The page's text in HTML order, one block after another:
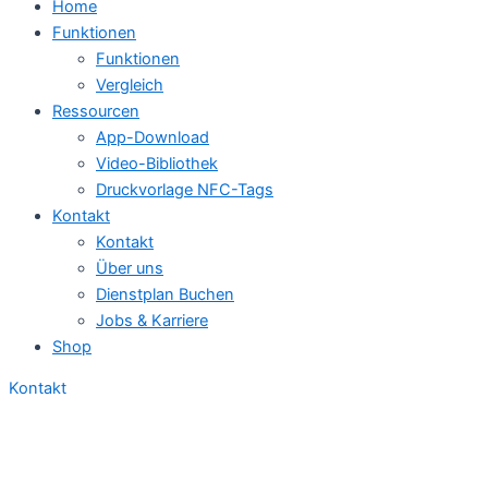
Home
Funktionen
Funktionen
Vergleich
Ressourcen
App-Download
Video-Bibliothek
Druckvorlage NFC-Tags
Kontakt
Kontakt
Über uns
Dienstplan Buchen
Jobs & Karriere
Shop
Kontakt